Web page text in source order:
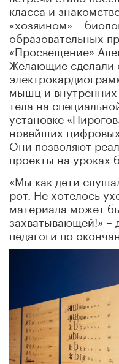
класса и
«хозяином» –
образовательных
«Просвещение»
Желающие
мышц и внутренних
тела на
установке
новейших
Они позволяют
проекты на уроках
«Мы как дети
рот. Не хотелось
материала может
захватывающей!» –
педагоги по